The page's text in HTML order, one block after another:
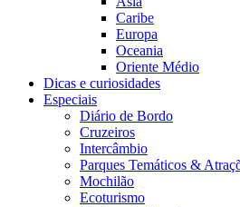
Caribe
Europa
Oceania
Oriente Médio
Dicas e curiosidades
Especiais
Diário de Bordo
Cruzeiros
Intercâmbio
Parques Temáticos &
Mochilão
Ecoturismo